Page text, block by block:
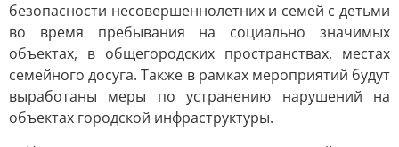
безопасности несовершеннолетних и семей с детьми
во время пребывания на социально значимых
объектах, в общегородских пространствах, местах
семейного досуга. Также в рамках мероприятий будут
выработаны меры по устранению нарушений на
объектах городской инфраструктуры.